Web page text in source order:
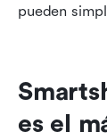
pueden
es el